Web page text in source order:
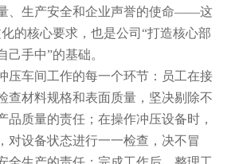
、生产安全和企业声誉的使命——这
的核心要求，也是公司“打造核心部
己手中”的基础。
压车间工作的每一个环节：员工在接
查材料规格和表面质量，坚决剔除不
品质量的责任；在操作冲压设备时，
对设备状态进行一一检查，决不冒